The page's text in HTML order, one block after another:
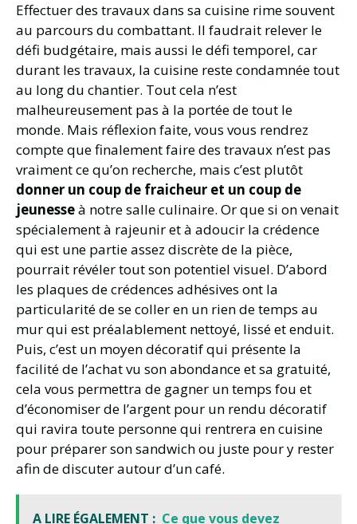
Effectuer des travaux dans sa cuisine rime souvent
au parcours du combattant. Il faudrait relever le
défi budgétaire, mais aussi le défi temporel, car
durant les travaux, la cuisine reste condamnée tout
au long du chantier. Tout cela n’est
malheureusement pas à la portée de tout le
monde. Mais réflexion faite, vous vous rendrez
compte que finalement faire des travaux n’est pas
vraiment ce qu’on recherche, mais c’est plutôt
donner un coup de fraicheur et un coup de
jeunesseà notre salle culinaire. Or que si on venait
spécialement à rajeunir et à adoucir la crédence
qui est une partie assez discrète de la pièce,
pourrait révéler tout son potentiel visuel. D’abord
les plaques de crédences adhésives ont la
particularité de se coller en un rien de temps au
mur qui est préalablement nettoyé, lissé et enduit.
Puis, c’est un moyen décoratif qui présente la
facilité de l’achat vu son abondance et sa gratuité,
cela vous permettra de gagner un temps fou et
d’économiser de l’argent pour un rendu décoratif
qui ravira toute personne qui rentrera en cuisine
pour préparer son sandwich ou juste pour y rester
afin de discuter autour d’un café.
A LIRE ÉGALEMENT : Ce que vous devez